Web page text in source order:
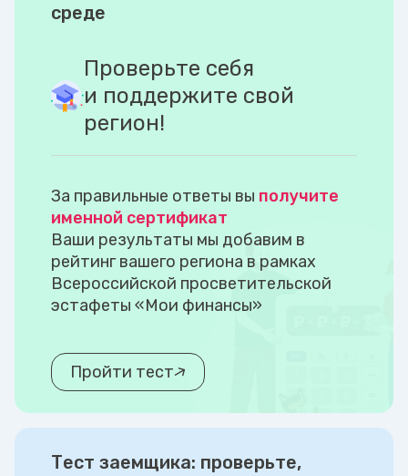
среде
Проверьте себя
и поддержите свой
регион!
За правильные ответы вы получите
именной сертификат
Ваши результаты мы добавим в
рейтинг вашего региона в рамках
Всероссийской просветительской
эстафеты «Мои финансы»
Пройти тест
Тест заемщика: проверьте,